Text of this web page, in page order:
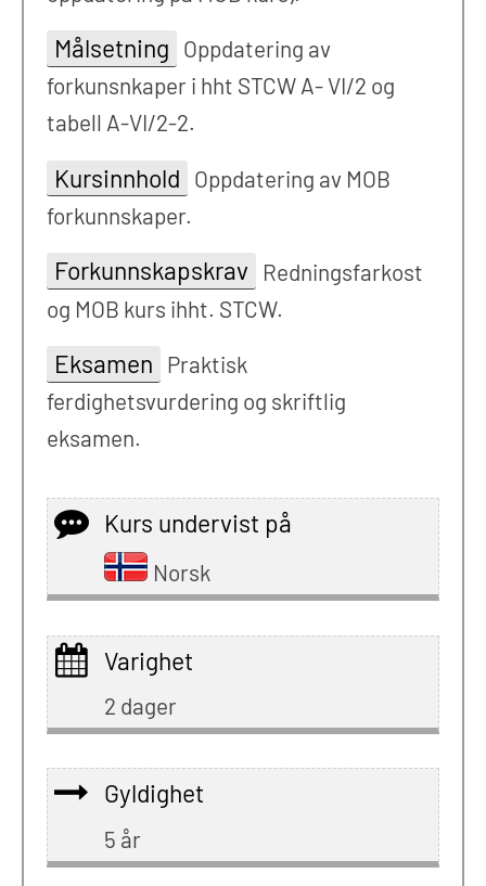
Målsetning Oppdatering av
forkunsnkaper i hht STCW A- VI/2 og
tabell A-VI/2-2.
Kursinnhold Oppdatering av MOB
forkunnskaper.
Forkunnskapskrav
Redningsfarkost
og MOB kurs ihht. STCW.
Eksamen Praktisk
ferdighetsvurdering og skriftlig
eksamen.
Kurs undervist på
Norsk
Varighet
2 dager
Gyldighet
5 år